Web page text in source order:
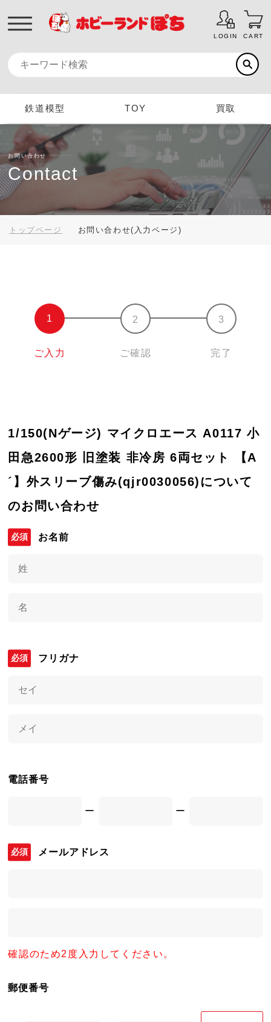
LOGIN CART
鉄道模型 TOY 買取
お問い合わせ
Contact
トップページ お問い合わせ(入力ページ)
ご入力 ご確認 完了
1/150(Nゲージ) マイクロエース A0117 小
田急2600形 旧塗装 非冷房 6両セット 【A
´】外スリーブ傷み(qjr0030056)について
のお問い合わせ
お名前
フリガナ
電話番号
ー ー
メールアドレス
確認のため2度入力してください。
郵便番号